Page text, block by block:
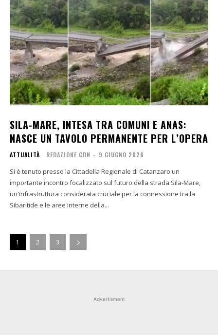
SILA-MARE, INTESA TRA COMUNI E ANAS:
NASCE UN TAVOLO PERMANENTE PER L’OPERA
ATTUALITÀ REDAZIONE CDN - 9 GIUGNO 2026
Si è tenuto presso la Cittadella Regionale di Catanzaro un
importante incontro focalizzato sul futuro della strada Sila-Mare,
un'infrastruttura considerata cruciale per la connessione tra la
Sibaritide e le aree interne della...
1 2 3
Advertisment